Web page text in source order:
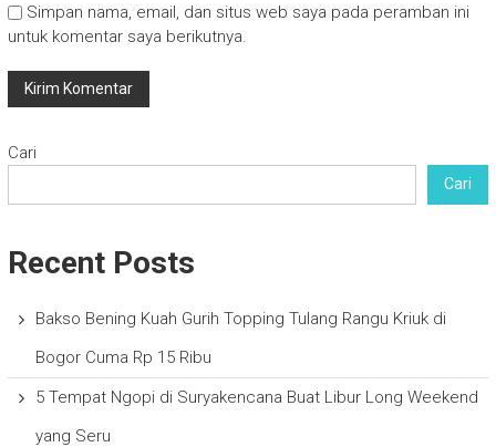
Simpan nama, email, dan situs web saya pada peramban ini
untuk komentar saya berikutnya.
Cari
Cari
Recent Posts
Bakso Bening Kuah Gurih Topping Tulang Rangu Kriuk di
Bogor Cuma Rp 15 Ribu
5 Tempat Ngopi di Suryakencana Buat Libur Long Weekend
yang Seru